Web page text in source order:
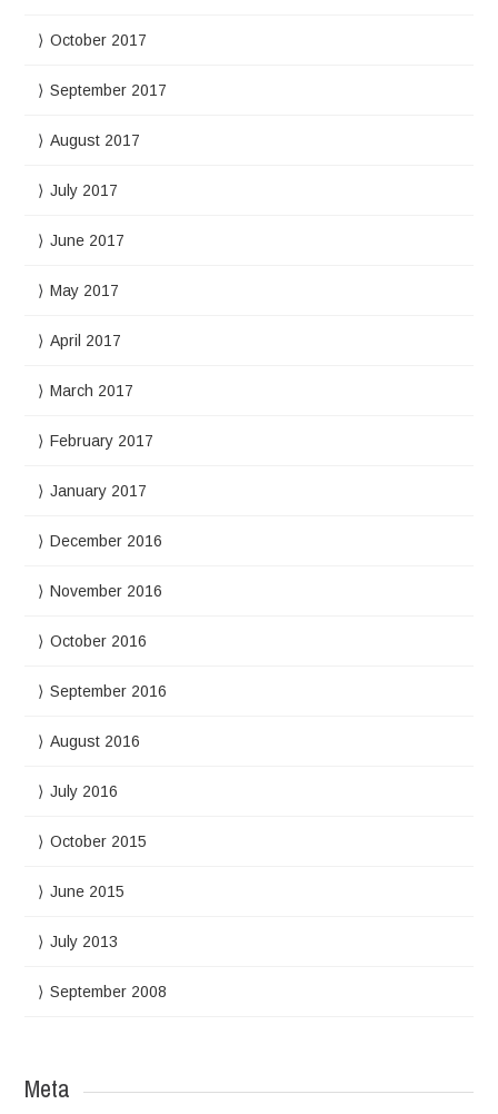
October 2017
September 2017
August 2017
July 2017
June 2017
May 2017
April 2017
March 2017
February 2017
January 2017
December 2016
November 2016
October 2016
September 2016
August 2016
July 2016
October 2015
June 2015
July 2013
September 2008
Meta